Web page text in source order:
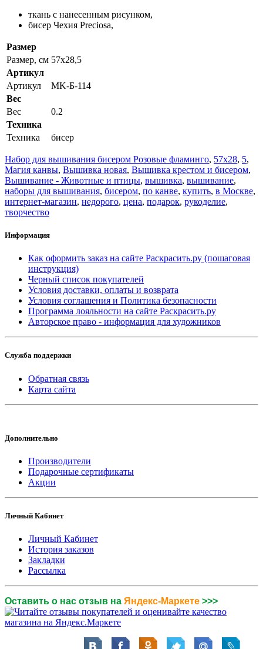
ткань с нанесенным рисунком,
бисер Чехия Preciosa,
Размер
Размер, см 57x28,5
Артикул
Артикул
MK-Б-114
Вес
Вес
0.2
Техника
Техника
бисер
Набор для вышивания бисером Розовые фламинго, 57x28, 5,
Магия канвы, Вышивка новая, Вышивка крестом и бисером,
Вышивание - Животные и птицы, вышивка, вышивание,
наборы для вышивания, бисером, по канве, купить, в Москве,
интернет-магазин, недорого, цена, подарок, рукоделие,
творчество
Информация
Как оформить заказ на сайте Раскрасить.ру (пошаговая
инструкция)
Черный список покупателей
Условия доставки, оплаты и возврата
Условия соглашения и Политика безопасности
Программа лояльности на сайте Раскрасить.ру
Авторское право - информация для художников
Служба поддержки
Обратная связь
Карта сайта
Дополнительно
Производители
Подарочные сертификаты
Акции
Личный Кабинет
Личный Кабинет
История заказов
Закладки
Рассылка
Оставить о нас отзыв на Яндекс-Маркете >>>